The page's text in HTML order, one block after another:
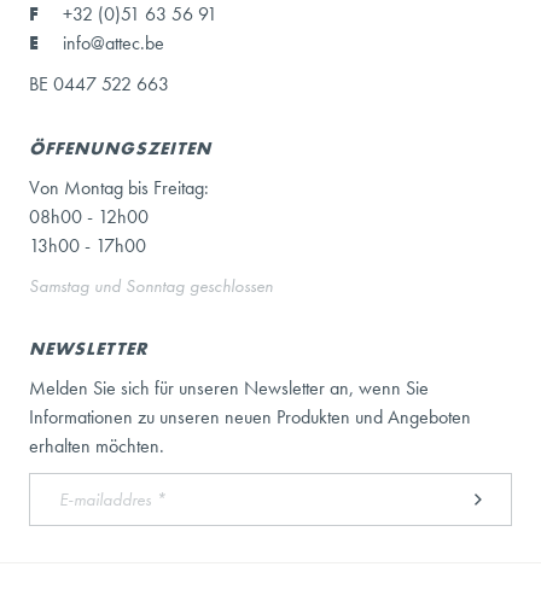
F
+32 (0)51 63 56 91
E
info@attec.be
BE 0447 522 663
ÖFFENUNGSZEITEN
Von Montag bis Freitag:
08h00 - 12h00
13h00 - 17h00
Samstag und Sonntag geschlossen
NEWSLETTER
Melden Sie sich für unseren Newsletter an, wenn Sie
Informationen zu unseren neuen Produkten und Angeboten
erhalten möchten.